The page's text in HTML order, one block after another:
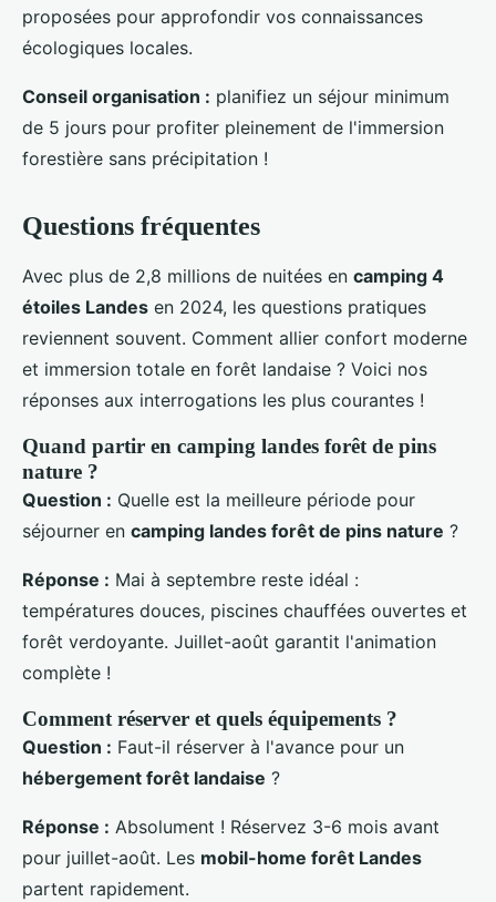
proposées pour approfondir vos connaissances
écologiques locales.
Conseil organisation : planifiez un séjour minimum
de 5 jours pour profiter pleinement de l'immersion
forestière sans précipitation !
Questions fréquentes
Avec plus de 2,8 millions de nuitées en camping 4
étoiles Landes en 2024, les questions pratiques
reviennent souvent. Comment allier confort moderne
et immersion totale en forêt landaise ? Voici nos
réponses aux interrogations les plus courantes !
Quand partir en camping landes forêt de pins
nature ?
Question : Quelle est la meilleure période pour
séjourner en camping landes forêt de pins nature ?
Réponse : Mai à septembre reste idéal :
températures douces, piscines chauffées ouvertes et
forêt verdoyante. Juillet-août garantit l'animation
complète !
Comment réserver et quels équipements ?
Question : Faut-il réserver à l'avance pour un
hébergement forêt landaise ?
Réponse : Absolument ! Réservez 3-6 mois avant
pour juillet-août. Les mobil-home forêt Landes
partent rapidement.